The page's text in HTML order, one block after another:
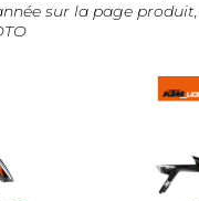
sur la page